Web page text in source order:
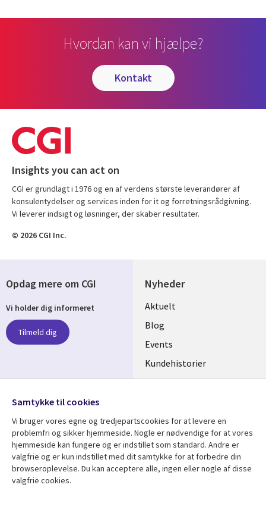
Hvordan kan vi hjælpe?
kontakt
Insights you can act on
CGI er grundlagt i 1976 og en af verdens største leverandører af
konsulentydelser og services inden for it og forretningsrådgivning.
Vi leverer indsigt og løsninger, der skaber resultater.
© 2026 CGI Inc.
Nyheder
Useful
links
DENMARK
Aktuelt
Blog
Events
Kundehistorier
Videoer
Se mere
Library
Artikler
Support
Opdag mere om CGI
Vi holder dig informeret
Tilmeld dig
Media
DENMARK
Samtykke til cookies
Vi bruger vores egne og tredjepartscookies for at levere en
problemfri og sikker hjemmeside. Nogle er nødvendige for at vores
hjemmeside kan fungere og er indstillet som standard. Andre er
valgfrie og er kun indstillet med dit samtykke for at forbedre din
browseroplevelse. Du kan acceptere alle, ingen eller nogle af disse
valgfrie cookies.